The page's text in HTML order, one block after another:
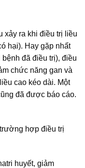
xảy ra khi điều trị liều
hại). Hay gặp nhất
đã điều trị), điều
chức năng gan và
cao kéo dài. Một
đã được báo cáo.
hợp điều trị
huyết, giảm